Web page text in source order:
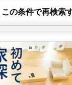
この条件で再検索